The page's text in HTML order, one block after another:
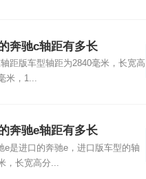
奔驰c轴距有多长
距版车型轴距为2840毫米，长宽高
米，1...
奔驰e轴距有多长
e是进口的奔驰e，进口版车型的轴
，长宽高分...